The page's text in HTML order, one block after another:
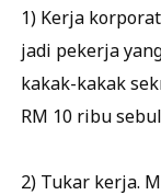
1) Kerja
jadi pekerja
kakak-kakak
RM 10 ribu
2) Tukar kerja.